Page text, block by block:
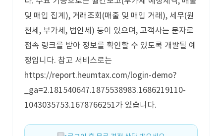
및 매입 집계), 거래조회(매출 및 매입 거래), 세무(원
천세, 부가세, 법인세) 등이 있으며, 고객사는 문자로
접속 링크를 받아 정보를 확인할 수 있도록 개발될 예
정입니다. 참고 서비스로는
https://report.heumtax.com/login-demo?
_ga=2.181540647.1875538983.1686219110-
1043035753.1678766251가 있습니다.